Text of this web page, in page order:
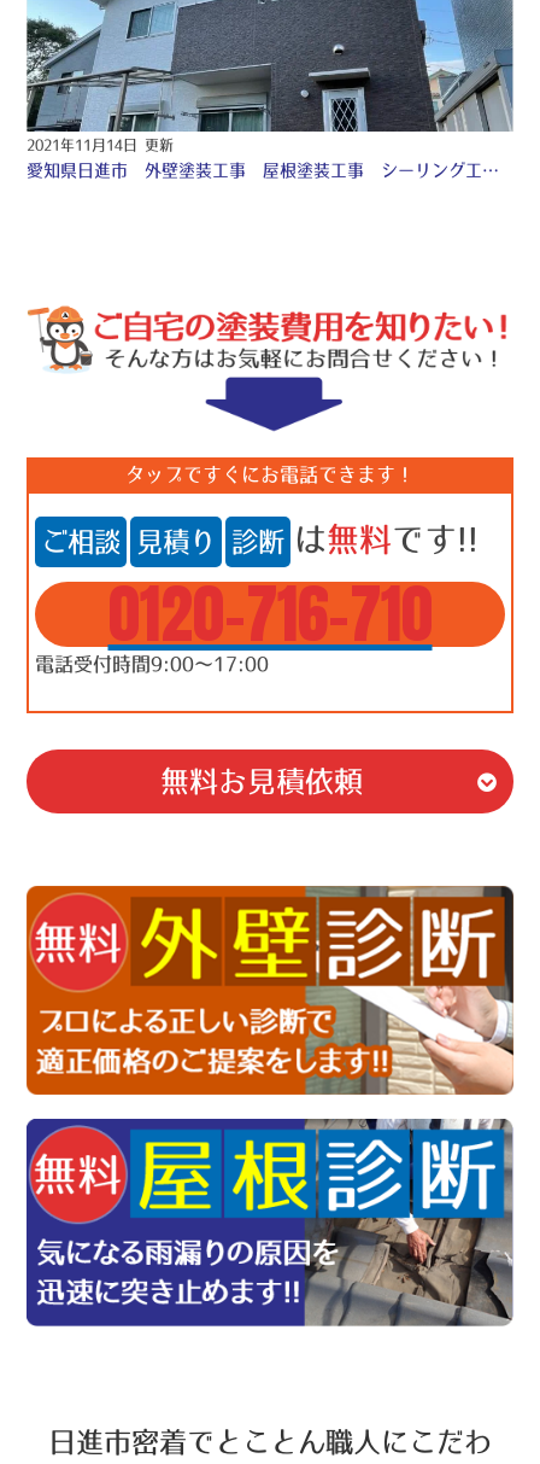
2021年11月14日 更新
愛知県日進市 外壁塗装工事 屋根塗装工事 シーリング工事 防水工事 ♧
タップですぐにお電話できます！
ご相談 見積り 診断 は無料です!!
0120-716-710
電話受付時間9:00～17:00
無料お見積依頼
日進市密着でとことん職人にこだわ